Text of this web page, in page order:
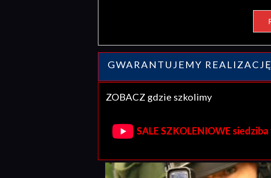
GWARANTUJEMY
ZOBACZ gdzie szkolimy
SALE SZKOLENIOWE